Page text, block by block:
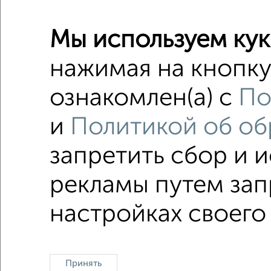
2-к
Поиск по
Без
не
Однокомнатные
Мы используем
нажимая на
ознакомлен(а) с
и Политикой об
запретить сбор и
рекламы путем
настройках
Принять